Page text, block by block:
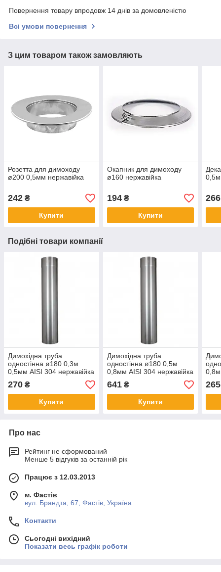
Повернення товару впродовж 14 днів за домовленістю
Всі умови повернення
З цим товаром також замовляють
Розетта для димоходу
ø200 0,5мм нержавійка
242 ₴
Купити
Окапник для димоходу
ø160 нержавійка
194₴
Купити
266
Подібні товари компанії
Димохідна труба
одностінна ø180 0,3м
0,5мм AISI 304 нержавійка
270 ₴
Купити
Димохідна труба
одностінна ø180 0,5м
0,8мм AISI 304 нержавійка
641₴
Купити
265
Про нас
Рейтинг не сформований
Менше 5 відгуків за останній рік
Працює з 12.03.2013
м. Фастів
вул. Брандта, 67, Фастів, Україна
Контакти
Сьогодні вихідний
Показати весь графік роботи